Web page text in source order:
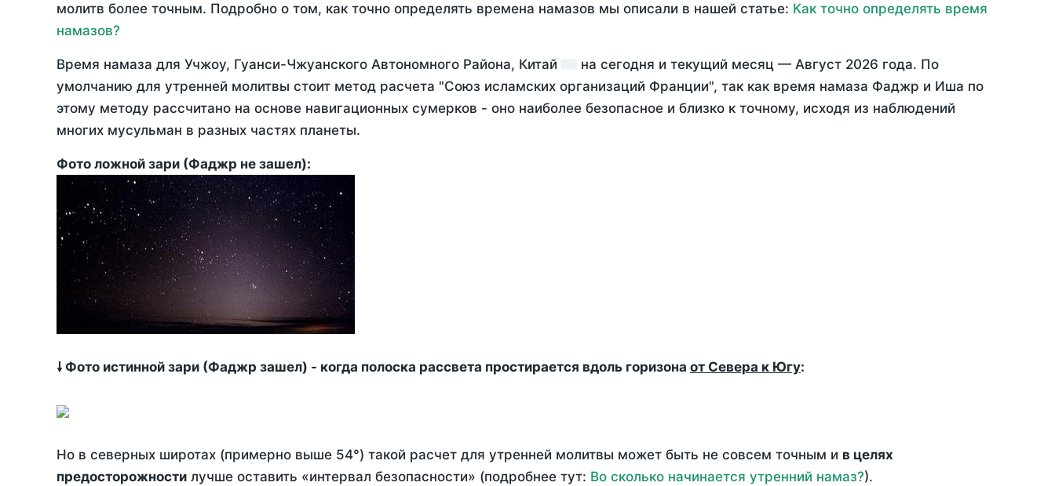
молитв более точным. Подробно о том, как точно определять времена намазов мы описали в нашей статье: Как точно определять время
намазов?
Время намаза для Учжоу, Гуанси-Чжуанского Автономного Района, Китай на сегодня и текущий месяц — Август 2026 года. По
умолчанию для утренней молитвы стоит метод расчета "Союз исламских организаций Франции", так как время намаза Фаджр и Иша по
этому методу рассчитано на основе навигационных сумерков - оно наиболее безопасное и близко к точному, исходя из наблюдений
многих мусульман в разных частях планеты.
Фото ложной зари (Фаджр не зашел):
🠗 Фото истинной зари (Фаджр зашел) - когда полоска рассвета простирается вдоль горизона от Севера к Югу:
Но в северных широтах (примерно выше 54°) такой расчет для утренней молитвы может быть не совсем точным и в целях
предосторожности лучше оставить «интервал безопасности» (подробнее тут: Во сколько начинается утренний намаз?).